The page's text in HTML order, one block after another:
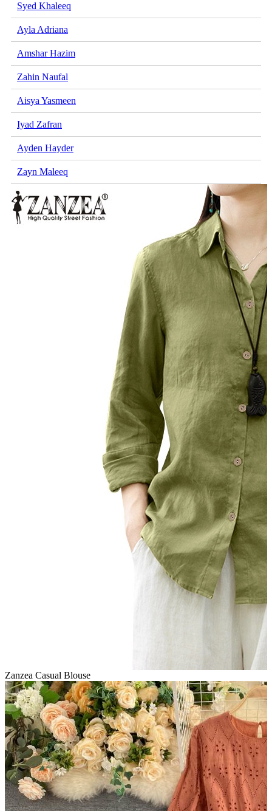
Syed Khaleeq
Ayla Adriana
Amshar Hazim
Zahin Naufal
Aisya Yasmeen
Iyad Zafran
Ayden Hayder
Zayn Maleeq
Zanzea Casual Blouse